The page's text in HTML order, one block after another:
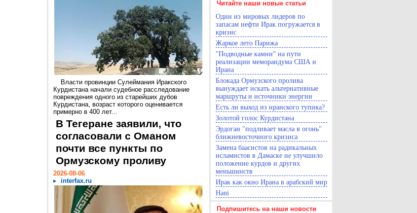
Власти провинции Сулеймания Иракского
Курдистана начали судебное расследование
повреждения одного из старейших дубов
Курдистана, возраст которого оценивается
примерно в 400 лет...
В Тегеране заявили, что
согласовали с Оманом
почти все пункты по
Ормузскому проливу
2026-08-06
interfax.ru
Читайте наши новые статьи
Один из мировых лидеров по
запасам нефти Ирак погружается в
кризис
Жаркое лето Парижа
"Подводные камни" на пути
реализации меморандума США и
Ирана
Блокада Ормузского пролива
вынуждает искать альтернативные
маршруты и источники энергии
Есть ли выход из иранского тупика?
Золотой голос Курдистана
Эрдоган "подливает масла в огонь"
ближневосточного кризиса
Замена баасистов на радикальных
исламистов в Дамаске не улучшило
положение курдов и других
меньшинств
Ирак как окно Ирана в арабский мир
Hani
Подпишитесь на наши новости